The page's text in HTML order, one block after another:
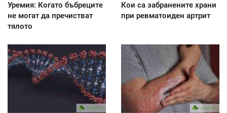
Уремия: Когато бъбреците
не могат да пречистват
тялото
Кои са забранените храни
при ревматоиден артрит